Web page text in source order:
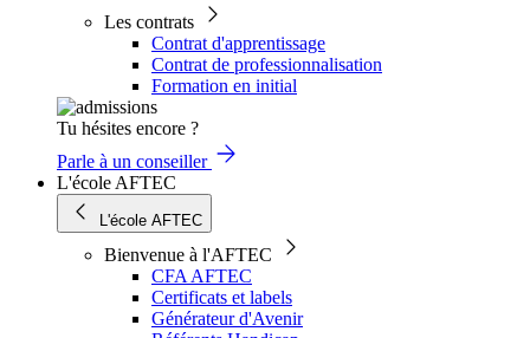
Les contrats
Contrat d'apprentissage
Contrat de professionnalisation
Formation en initial
Tu hésites encore ?
Parle à un conseiller
L'école AFTEC
L'école AFTEC
Bienvenue à l'AFTEC
CFA AFTEC
Certificats et labels
Générateur d'Avenir